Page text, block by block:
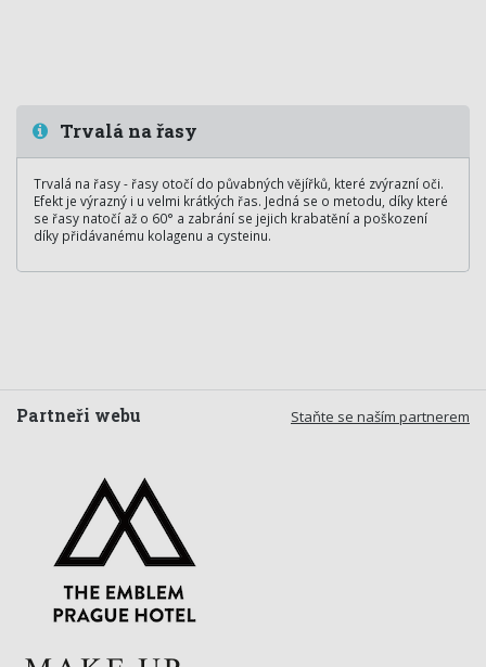
Trvalá na řasy
Trvalá na řasy - řasy otočí do půvabných vějířků, které zvýrazní oči.
Efekt je výrazný i u velmi krátkých řas. Jedná se o metodu, díky které
se řasy natočí až o 60° a zabrání se jejich krabatění a poškození
díky přidávanému kolagenu a cysteinu.
Staňte se naším partnerem
Partneři webu